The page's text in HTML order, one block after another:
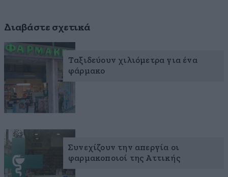
Διαβάστε σχετικά
Ταξιδεύουν χιλιόμετρα για ένα
φάρμακο
Συνεχίζουν την απεργία οι
φαρμακοποιοί της Αττικής